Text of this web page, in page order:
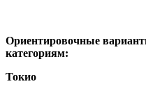
Ориентировочные
категориям:
Токио